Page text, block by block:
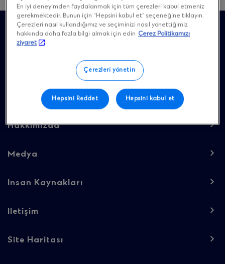
Site
footer
Footer
navigation
-
Ana Sayfa
Hakkımızda
Medya
Insan Kaynakları
Iletişim
Site Haritası
En iyi deneyimden faydalanmak için tüm çerezleri kabul etmeniz
gerekmektedir. Bunun için “Hepsini kabul et” seçeneğine tıklayın.
Çerezleri nasıl kullandığımız ve seçiminizi nasıl yönettiğimiz
hakkında daha fazla bilgi almak için edin Çerez Politikamızı
ziyaret
Çerezleri yönetin
Hepsini Reddet Hepsini kabul et